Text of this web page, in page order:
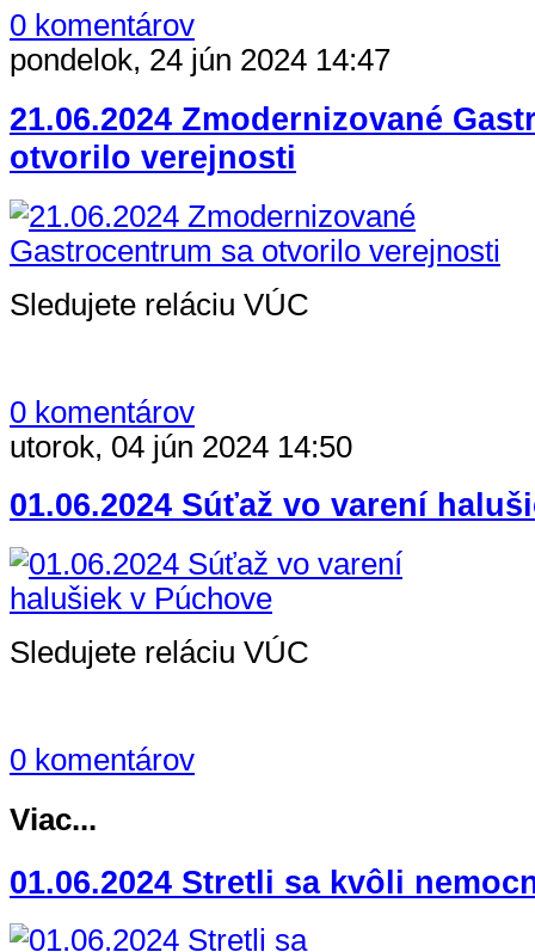
0 komentárov
pondelok, 24 jún 2024 14:47
21.06.2024 Zmodernizované
otvorilo verejnosti
Sledujete reláciu VÚC
0 komentárov
utorok, 04 jún 2024 14:50
01.06.2024 Súťaž vo varení
Sledujete reláciu VÚC
0 komentárov
Viac...
01.06.2024 Stretli sa kvôli